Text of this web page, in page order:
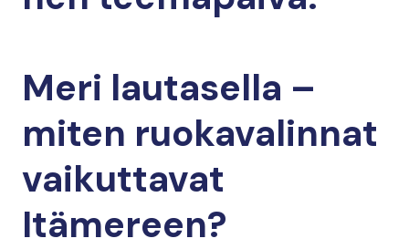
Meri lautasella –
miten ruokavalinnat
vaikuttavat
Itämereen?